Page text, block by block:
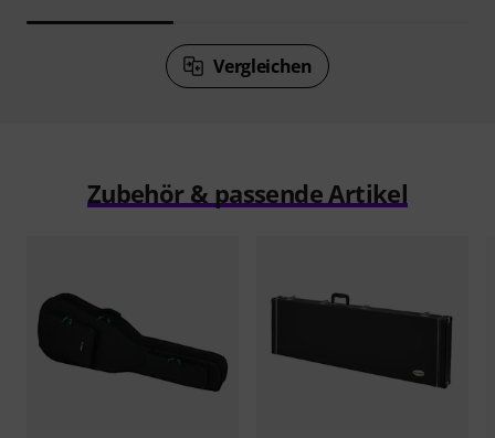
Vergleichen
Zubehör & passende Artikel